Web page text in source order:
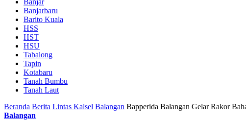
Banjarbaru
Barito Kuala
HSS
HST
HSU
Tabalong
Tapin
Kotabaru
Tanah Bumbu
Tanah Laut
Beranda Berita Lintas Kalsel Balangan Bapperida Balangan Gelar Rakor
Balangan